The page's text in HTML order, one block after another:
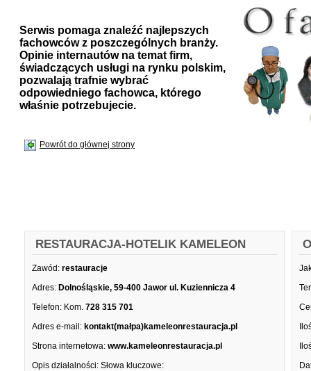
Serwis pomaga znaleźć najlepszych
fachowców z poszczególnych branży.
Opinie internautów na temat firm,
świadczących usługi na rynku polskim,
pozwalają trafnie wybrać
odpowiedniego fachowca, którego
właśnie potrzebujecie.
Powrót do głównej strony
RESTAURACJA-HOTELIK KAMELEON
Zawód: restauracje
Adres: Dolnośląskie, 59-400 Jawor ul. Kuziennicza 4
Telefon: Kom. 728 315 701
Adres e-mail: kontakt(małpa)kameleonrestauracja.pl
Strona internetowa: www.kameleonrestauracja.pl
Opis działalności: Słowa kluczowe: